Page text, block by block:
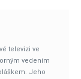
televizi ve
vedením
Jeho